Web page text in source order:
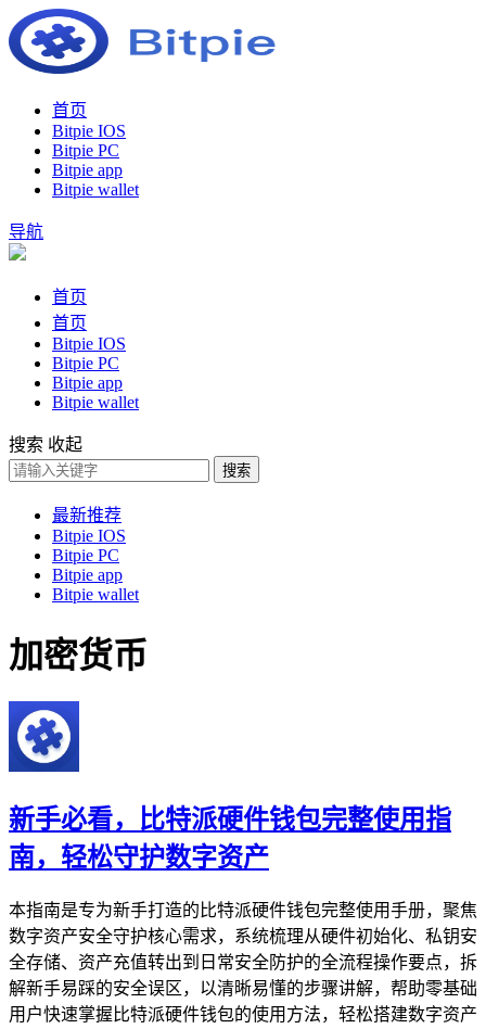
首页
Bitpie IOS
Bitpie PC
Bitpie app
Bitpie wallet
导航
首页
首页
Bitpie IOS
Bitpie PC
Bitpie app
Bitpie wallet
搜索 收起
搜索
最新推荐
Bitpie IOS
Bitpie PC
Bitpie app
Bitpie wallet
加密货币
新手必看，比特派硬件钱包完整使用指
南，轻松守护数字资产
本指南是专为新手打造的比特派硬件钱包完整使用手册，聚焦
数字资产安全守护核心需求，系统梳理从硬件初始化、私钥安
全存储、资产充值转出到日常安全防护的全流程操作要点，拆
解新手易踩的安全误区，以清晰易懂的步骤讲解，帮助零基础
用户快速掌握比特派硬件钱包的使用方法，轻松搭建数字资产